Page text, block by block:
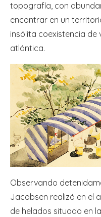
topografía, con
encontrar en un
insólita coexistencia
atlántica.
Observando
Jacobsen realizó en el
de helados situado en